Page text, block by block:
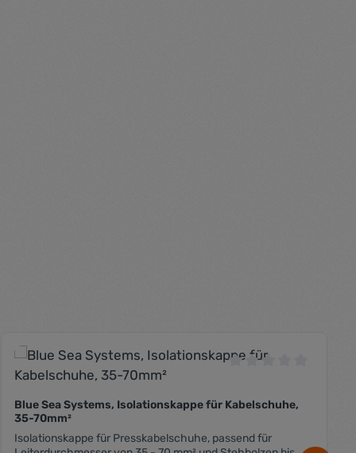
von 0 von 5 Sternen
Blue Sea Systems, Isolationskappe für Kabelschuhe,
35-70mm²
Isolationskappe für Presskabelschuhe, passend für